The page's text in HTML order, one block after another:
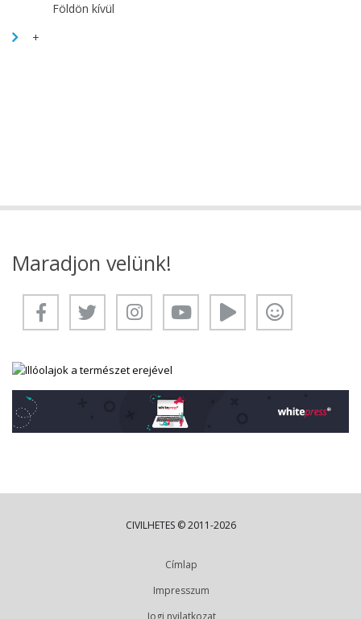
Földön kívül
+
Maradjon velünk!
CIVILHETES © 2011-2026
Címlap
Impresszum
Jogi nyilatkozat